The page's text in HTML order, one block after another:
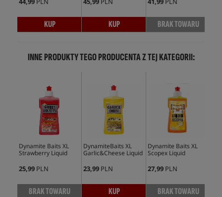
KUP KUP BRAK TOWARU
INNE PRODUKTY TEGO PRODUCENTA Z TEJ KATEGORII:
Dynamite Baits XL
Strawberry Liquid
25,99 PLN
BRAK TOWARU
DynamiteBaits XL
Garlic&Cheese Liquid
23,99 PLN
KUP
Dynamite Baits XL
Scopex Liquid
27,99 PLN
BRAK TOWARU